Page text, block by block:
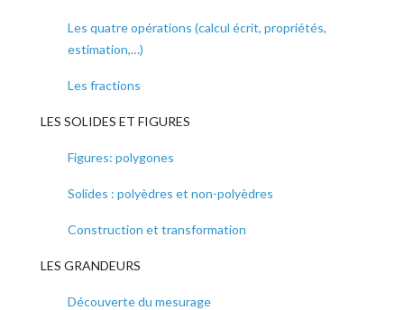
Les quatre opérations (calcul écrit, propriétés,
estimation,…)
Les fractions
LES SOLIDES ET FIGURES
Figures: polygones
Solides : polyèdres et non-polyèdres
Construction et transformation
LES GRANDEURS
Découverte du mesurage